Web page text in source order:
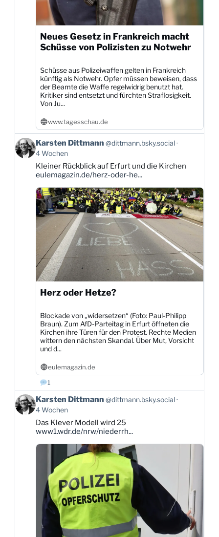
Neues Gesetz in Frankreich macht
Schüsse von Polizisten zu Notwehr
Schüsse aus Polizeiwaffen gelten in Frankreich
künftig als Notwehr. Opfer müssen beweisen, dass
der Beamte die Waffe regelwidrig benutzt hat.
Kritiker sind entsetzt und fürchten Straflosigkeit.
Von Ju...
www.tagesschau.de
Beitrag
von
Karsten
Dittmann
Bluesky
ansehen
Karsten Dittmann @dittmann.bsky.social
4 Wochen
Kleiner Rückblick auf Erfurt und die Kirchen
eulemagazin.de/herz-oder-he...
Herz oder Hetze?
Blockade von „widersetzen“ (Foto: Paul-Philipp
Braun). Zum AfD-Parteitag in Erfurt öffneten die
Kirchen ihre Türen für den Protest. Rechte Medien
wittern den nächsten Skandal. Über Mut, Vorsicht
und d...
eulemagazin.de
1
Beitrag
von
Karsten
Dittmann
Bluesky
Karsten Dittmann @dittmann.bsky.social
4 Wochen
Das Klever Modell wird 25
www1.wdr.de/nrw/niederrh...